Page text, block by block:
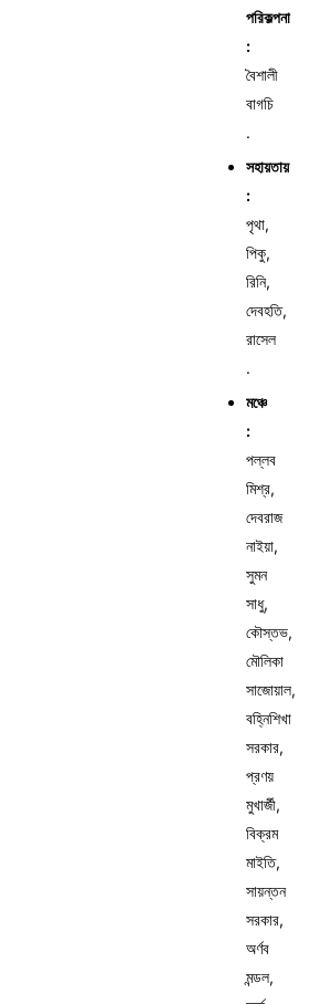
পরিকল্পনা
:
বৈশালী
বাগচি
.
সহায়তায়
:
পৃথা,
পিকু,
রিনি,
দেবহতি,
রাসেল
.
মঞ্চে
:
পল্লব
মিশ্র,
দেবরাজ
নাইয়া,
সুমন
সাধু,
কৌস্তভ,
মৌলিকা
সাজোয়াল,
বহ্নিশিখা
সরকার,
প্রণয়
মুখার্জী,
বিক্রম
মাইতি,
সায়ন্তন
সরকার,
অর্ণব
মন্ডল,